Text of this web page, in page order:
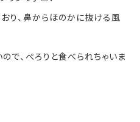
り、鼻からほのかに抜ける風
で、ぺろりと食べられちゃいま